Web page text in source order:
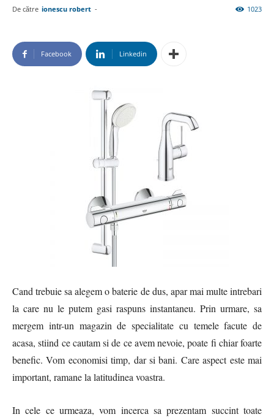
De către ionescu robert - 1023
Facebook Linkedin
Cand trebuie sa alegem o baterie de dus, apar mai multe intrebari
la care nu le putem gasi raspuns instantaneu. Prin urmare, sa
mergem intr-un magazin de specialitate cu temele facute de
acasa, stiind ce cautam si de ce avem nevoie, poate fi chiar foarte
benefic. Vom economisi timp, dar si bani. Care aspect este mai
important, ramane la latitudinea voastra.
In cele ce urmeaza, vom incerca sa prezentam succint toate